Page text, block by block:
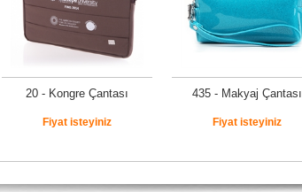
20 - Kongre Çantası
Fiyat isteyiniz
435 - Makyaj Çantası
Fiyat isteyiniz